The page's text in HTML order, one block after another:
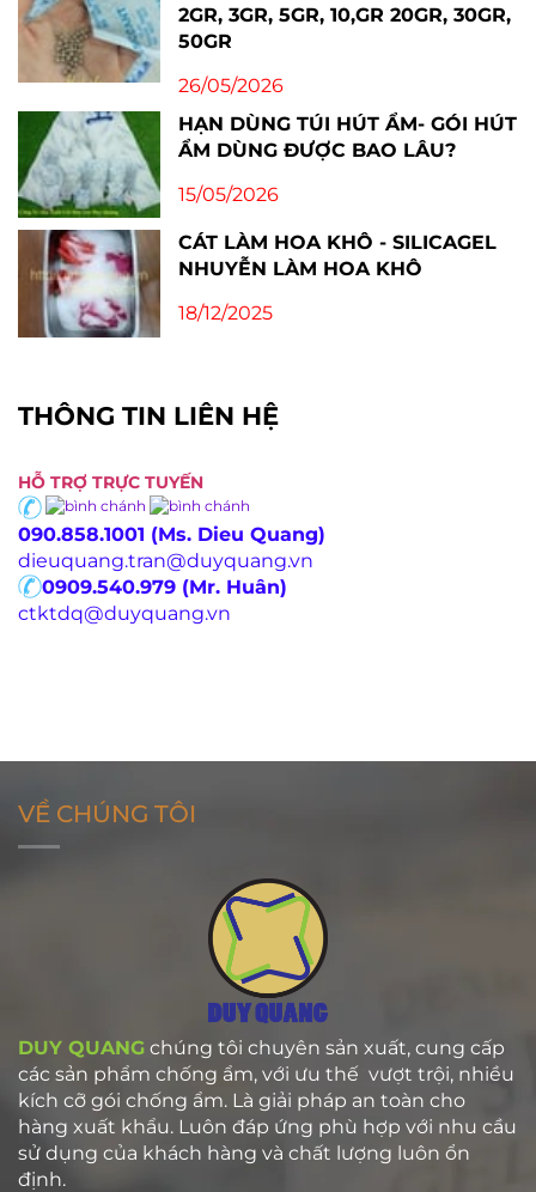
2GR, 3GR, 5GR, 10,GR 20GR, 30GR,
50GR
26/05/2026
HẠN DÙNG TÚI HÚT ẨM- GÓI HÚT
ẨM DÙNG ĐƯỢC BAO LÂU?
15/05/2026
CÁT LÀM HOA KHÔ - SILICAGEL
NHUYỄN LÀM HOA KHÔ
18/12/2025
THÔNG TIN LIÊN HỆ
HỖ TRỢ TRỰC TUYẾN
090.858.1001 (Ms. Dieu Quang)
dieuquang.tran@duyquang.vn
0909.540.979 (Mr. Huân)
ctktdq@duyquang.vn
VỀ CHÚNG TÔI
DUY QUANG chúng tôi chuyên sản xuất, cung cấp
các sản phẩm chống ẩm, với ưu thế vượt trội, nhiều
kích cỡ gói chống ẩm. Là giải pháp an toàn cho
hàng xuất khẩu. Luôn đáp ứng phù hợp với nhu cầu
sử dụng của khách hàng và chất lượng luôn ổn
định.